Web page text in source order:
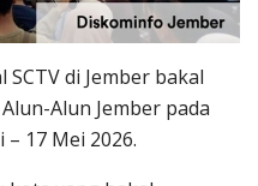
SCTV di Jember bakal
Alun Jember pada
17 Mei 2026.